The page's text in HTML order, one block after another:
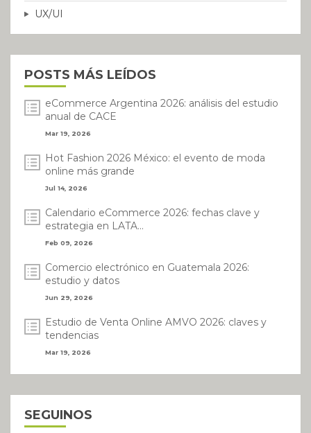
UX/UI
POSTS MÁS LEÍDOS
eCommerce Argentina 2026: análisis del estudio
anual de CACE
Mar 19, 2026
Hot Fashion 2026 México: el evento de moda
online más grande
Jul 14, 2026
Calendario eCommerce 2026: fechas clave y
estrategia en LATA...
Feb 09, 2026
Comercio electrónico en Guatemala 2026:
estudio y datos
Jun 29, 2026
Estudio de Venta Online AMVO 2026: claves y
tendencias
Mar 19, 2026
SEGUINOS